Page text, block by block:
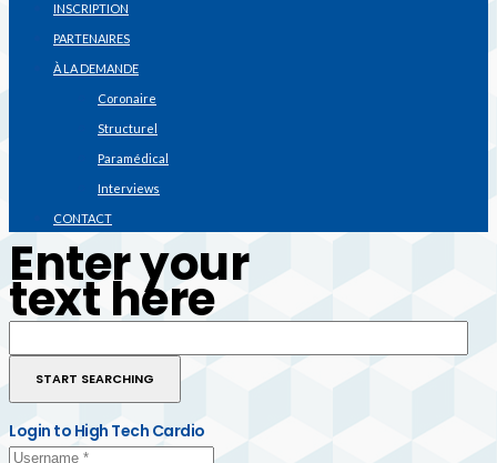
INSCRIPTION
PARTENAIRES
À LA DEMANDE
Coronaire
Structurel
Paramédical
Interviews
CONTACT
Enter your
text here
Login to High Tech Cardio